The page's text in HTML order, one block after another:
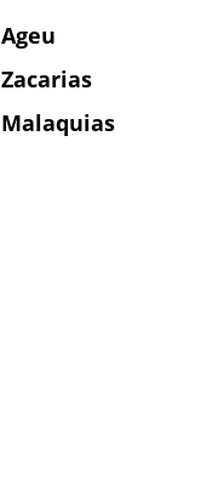
Ageu
Zacarias
Malaquias